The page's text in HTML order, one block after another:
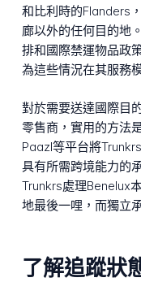
和比利時的Flanders
廊以外的任何目的地
排和國際禁運物品政
為這些情況在其服務
對於需要送達國際目
零售商，實用的方法
Paazl等平台將
具有所需跨境能力的
Trunkrs處理Benelux
地最後一哩，而獨立
了解追蹤狀